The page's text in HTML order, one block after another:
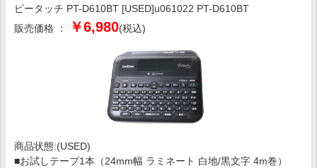
ピータッチ PT-D610BT [USED]u061022 PT-D610BT
販売価格 ：
￥6,980(税込)
商品状態:(USED)
■お試しテープ1本（24mm幅 ラミネート 白地/黒文字 4m巻）